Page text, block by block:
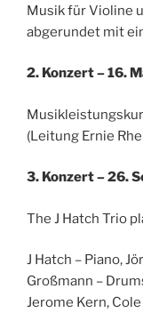
Musik für Violine
abgerundet mit
2. Konzert – 16.
(Leitung Ernie
3. Konzert – 26.
The J Hatch Trio
J Hatch – Piano,
Großmann –
Jerome Kern,